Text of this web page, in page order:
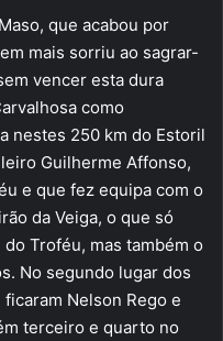
que acabou por
mais sorriu ao sagrar-
vencer esta dura
como
nestes 250 km do Estoril
Guilherme Affonso,
e que fez equipa com o
da Veiga, o que só
Troféu, mas também o
No segundo lugar dos
Nelson Rego e
terceiro e quarto no